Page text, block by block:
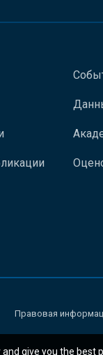
Правовая
give you the